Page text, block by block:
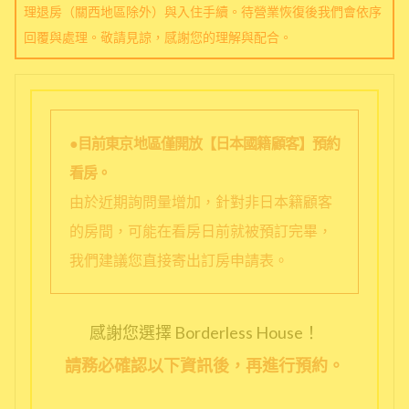
理退房（關西地區除外）與入住手續。待營業恢復後我們會依序
回覆與處理。敬請見諒，感謝您的理解與配合。
●目前東京地區僅開放【日本國籍顧客】預約
看房。
由於近期詢問量增加，針對非日本籍顧客
的房間，可能在看房日前就被預訂完畢，
我們建議您直接寄出訂房申請表。
感謝您選擇 Borderless House！
請務必確認以下資訊後，再進行預約。